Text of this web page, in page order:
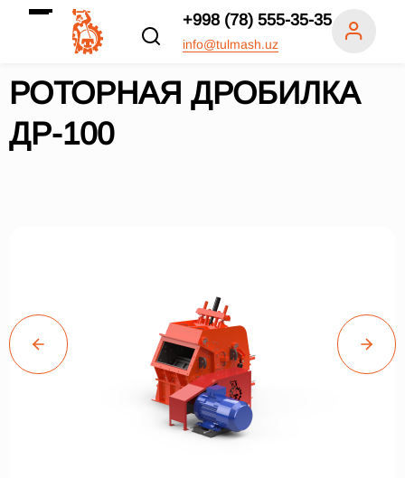
+998 (78) 555-35-35
info@tulmash.uz
РОТОРНАЯ ДРОБИЛКА
ДР-100